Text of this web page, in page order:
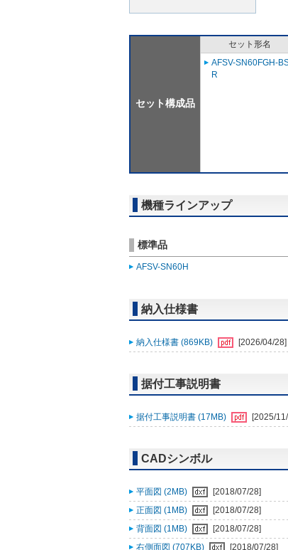
セット構成品
セット形名
AFSV-SN60FGH-
R
機種ラインアップ
標準品
AFSV-SN60H
納入仕様書
納入仕様書 (869KB) [2026/04/28]
据付工事説明書
据付工事説明書 (17MB) [2025/
CADシンボル
平面図 (2MB)
[2018/07/28]
正面図 (1MB)
[2018/07/28]
背面図 (1MB)
[2018/07/28]
右側面図 (707KB)
[2018/07/28]